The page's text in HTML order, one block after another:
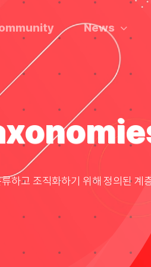
News
하고 조직화하기 위해 정의된 계